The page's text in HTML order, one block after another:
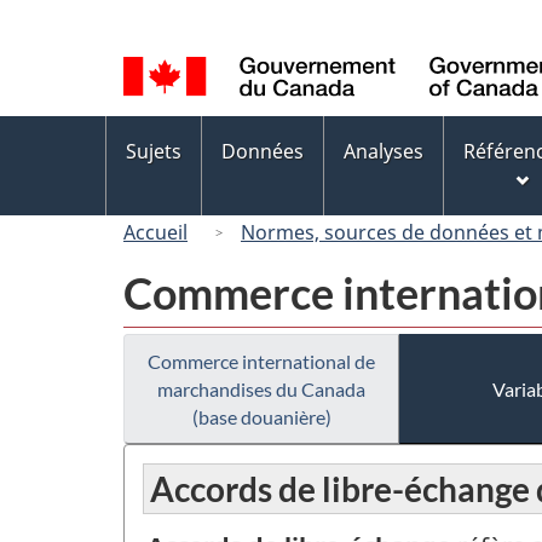
de
la
langue
des
Sujets Données Analyses
Accueil Normes, sources de données et
Commerce
Commerce international de
marchandises du Canada
(base douanière)
Accords de libre-